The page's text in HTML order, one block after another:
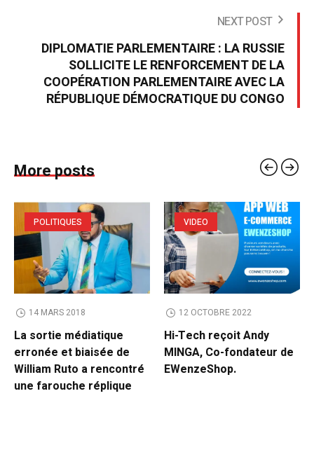
NEXT POST
DIPLOMATIE PARLEMENTAIRE : LA RUSSIE
SOLLICITE LE RENFORCEMENT DE LA
COOPÉRATION PARLEMENTAIRE AVEC LA
RÉPUBLIQUE DÉMOCRATIQUE DU CONGO
More posts
POLITIQUES
14 MARS 2018
La sortie médiatique
erronée et biaisée de
William Ruto a rencontré
une farouche réplique
VIDEO
12 OCTOBRE 2022
Hi-Tech reçoit Andy
MINGA, Co-fondateur de
EWenzeShop.